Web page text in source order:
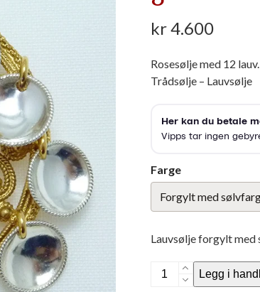
kr4.600
Rosesølje med 12
Trådsølje – Lauvsølje
Farge
Lauvsølje forgylt med
Rosesølje
Legg i